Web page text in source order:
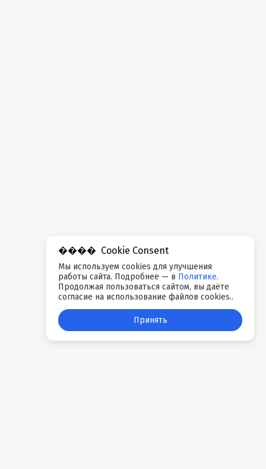
Cookie Consent
Мы используем cookies для улучшения
работы сайта. Подробнее — в Политике.
Продолжая пользоваться сайтом, вы даёте
согласие на использование файлов cookies..
Принять